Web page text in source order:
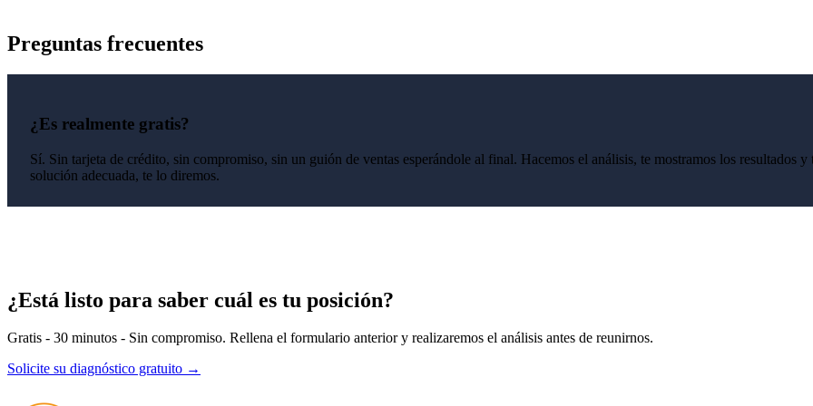
Preguntas frecuentes
¿Es realmente gratis?
Sí. Sin tarjeta de crédito, sin compromiso, sin un guión de ventas esperándole al final. Hacemos el análisis, te mostramos los resultados
solución adecuada, te lo diremos.
¿Está listo para saber cuál es tu posición?
Gratis - 30 minutos - Sin compromiso. Rellena el formulario anterior y realizaremos el análisis antes de reunirnos.
Solicite su diagnóstico gratuito →